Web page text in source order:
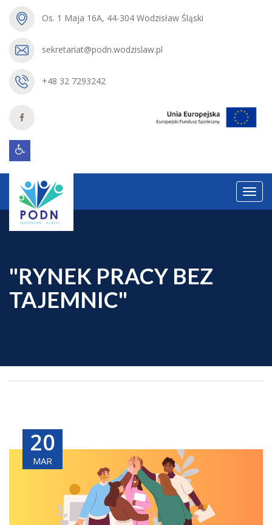
Os. 1 Maja 16A, 44-304 Wodzisław Śląski
sekretariat@podn.wodzislaw.pl
+48 32 7293242
Menu
"RYNEK PRACY BEZ
TAJEMNIC"
20
MAR